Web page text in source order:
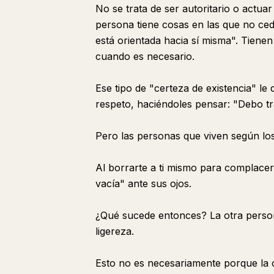
No se trata de ser autoritario o
persona tiene cosas en las que no
está orientada hacia sí misma".
cuando es necesario.
Ese tipo de "certeza de existencia"
respeto, haciéndoles pensar: "Debo
Pero las personas que viven según
Al borrarte a ti mismo para
vacía" ante sus ojos.
¿Qué sucede entonces? La otra
ligereza.
Esto no es necesariamente porque